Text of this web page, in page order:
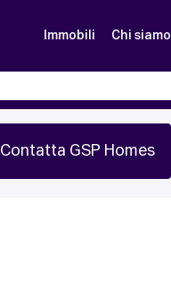
Immobili Chi siamo
Contatta GSP Homes